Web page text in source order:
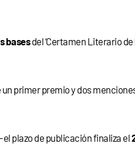
basesdel ‘Certamen Literario de
primer premio y dos
plazo de publicación finaliza el